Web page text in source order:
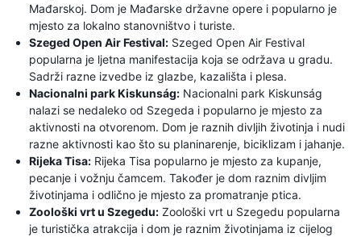
Mađarskoj. Dom je Mađarske državne opere i popularno je
mjesto za lokalno stanovništvo i turiste.
Szeged Open Air Festival: Szeged Open Air Festival
popularna je ljetna manifestacija koja se održava u gradu.
Sadrži razne izvedbe iz glazbe, kazališta i plesa.
Nacionalni park Kiskunság: Nacionalni park Kiskunság
nalazi se nedaleko od Szegeda i popularno je mjesto za
aktivnosti na otvorenom. Dom je raznih divljih životinja i nudi
razne aktivnosti kao što su planinarenje, biciklizam i jahanje.
Rijeka Tisa: Rijeka Tisa popularno je mjesto za kupanje,
pecanje i vožnju čamcem. Također je dom raznim divljim
životinjama i odlično je mjesto za promatranje ptica.
Zoološki vrt u Szegedu: Zoološki vrt u Szegedu popularna
je turistička atrakcija i dom je raznim životinjama iz cijelog